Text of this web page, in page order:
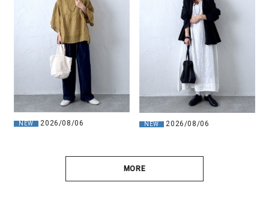
NEW 2026/08/06 NEW 2026/08/06
MORE